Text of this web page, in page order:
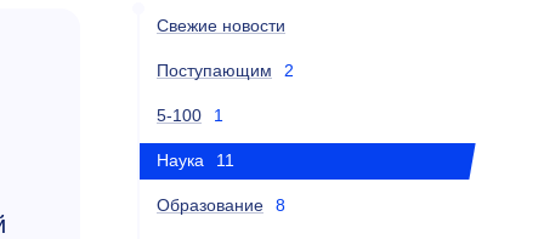
Свежие новости
Поступающим 2
5-100 1
Наука 11
Образование 8